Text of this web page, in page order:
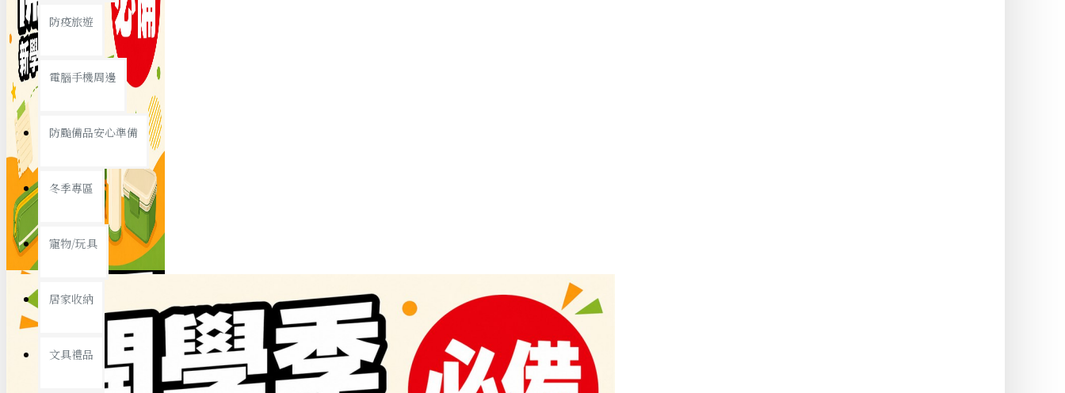
39元專區
節慶熱賣
春節/新年
防疫旅遊
電腦手機周邊
防颱備品安心準備
冬季專區
寵物/玩具
居家收納
文具禮品